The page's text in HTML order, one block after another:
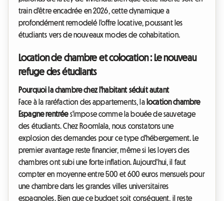
train d'être encadrée en 2026, cette dynamique a
profondément remodelé l'offre locative, poussant les
étudiants vers de nouveaux modes de cohabitation.
Location de chambre et colocation : Le nouveau
refuge des étudiants
Pourquoi la chambre chez l'habitant séduit autant
Face à la raréfaction des appartements, la location chambre
Espagne rentrées'impose comme la bouée de sauvetage
des étudiants. Chez Roomlala, nous constatons une
explosion des demandes pour ce type d'hébergement. Le
premier avantage reste financier, même si les loyers des
chambres ont subi une forte inflation. Aujourd'hui, il faut
compter en moyenne entre 500 et 600 euros mensuels pour
une chambre dans les grandes villes universitaires
espagnoles. Bien que ce budget soit conséquent, il reste